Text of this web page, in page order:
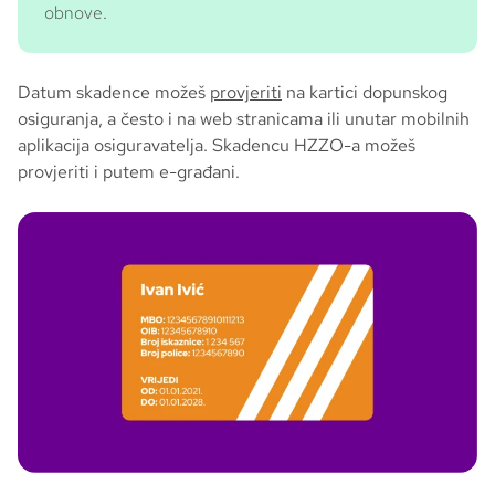
obnove.
Datum skadence možeš provjeriti na kartici dopunskog
osiguranja, a često i na web stranicama ili unutar mobilnih
aplikacija osiguravatelja. Skadencu HZZO-a možeš
provjeriti i putem e-građani.